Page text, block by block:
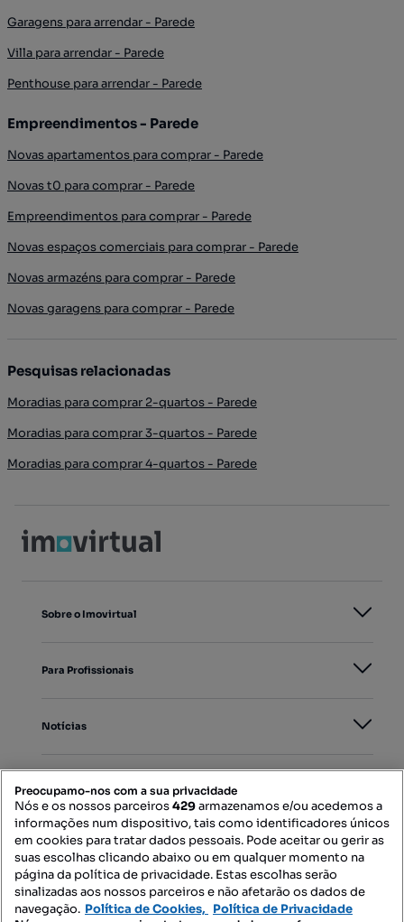
Garagens para arrendar - Parede
Villa para arrendar - Parede
Penthouse para arrendar - Parede
Empreendimentos - Parede
Novas apartamentos para comprar - Parede
Novas t0 para comprar - Parede
Empreendimentos para comprar - Parede
Novas espaços comerciais para comprar - Parede
Novas armazéns para comprar - Parede
Novas garagens para comprar - Parede
Pesquisas relacionadas
Moradias para comprar 2-quartos - Parede
Moradias para comprar 3-quartos - Parede
Moradias para comprar 4-quartos - Parede
Sobre o Imovirtual
Para Profissionais
Notícias
Mapa do Site
Contacte-nos
Preocupamo-nos com a sua privacidade
Nós e os nossos parceiros429armazenamos e/ou acedemos a
informações num dispositivo, tais como identificadores únicos
em cookies para tratar dados pessoais. Pode aceitar ou gerir as
suas escolhas clicando abaixo ou em qualquer momento na
página da política de privacidade. Estas escolhas serão
sinalizadas aos nossos parceiros e não afetarão os dados de
navegação. Política de Cookies, Política de Privacidade